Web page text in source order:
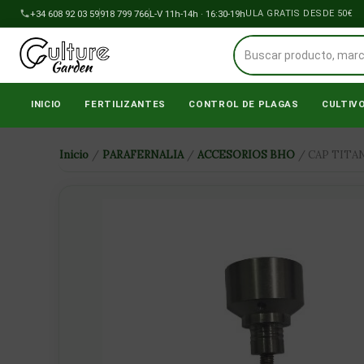
al
contenido
+34 608 92 03 59918 799 766L-V 11h-14h · 16:30-19h
ENVÍOS A PENÍNSULA GRATIS DESDE 50€
INICIO FERTILIZANTES CONTROL DE PLAGAS CULTIVO
Inicio / PARAFERNALIA / ACCESORIOS BHO / CAP